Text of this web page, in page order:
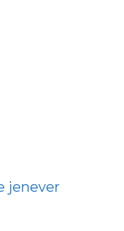
jenever